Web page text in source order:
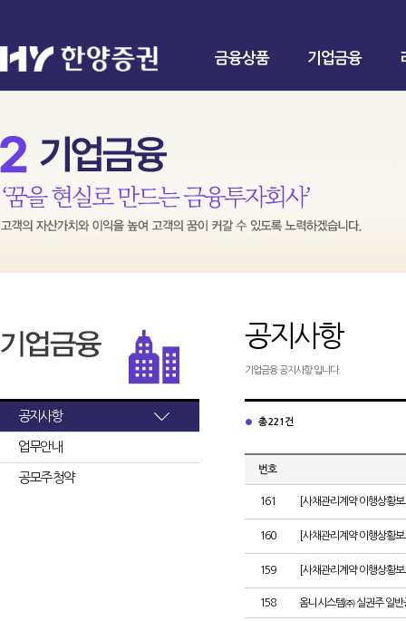
금융상품 기업금융
공지사항
업무안내
공모주 청약
공지사항
기업금융 공지사항 입니다.
총 221건
번호
161 [사채관리계약 이행상황
160 [사채관리계약 이행상황
159 [사채관리계약 이행상황
158 옴니시스템㈜ 실권주 일반